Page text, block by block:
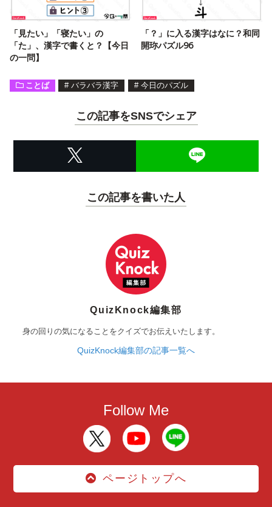
「見たい」「寝たい」の
「た」、漢字で書くと？【今日
の一問】
「？」に入る漢字はなに？和同
開珎パズル96
ことば # バラバラ漢字 # 今日のパズル
この記事をSNSでシェア
この記事を書いた人
QuizKnock編集部
身の回りの気になることをクイズでお伝えいたします。
QuizKnock編集部の記事一覧へ
Follow Me
ページトップへ